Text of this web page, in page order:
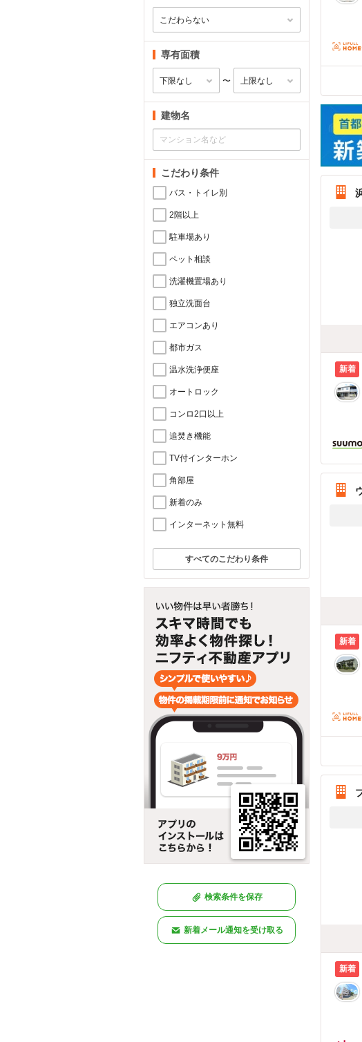
専有面積
〜
建物名
こだわり条件
バス・トイレ別
2階以上
駐車場あり
ペット相談
洗濯機置場あり
独立洗面台
エアコンあり
都市ガス
温水洗浄便座
オートロック
コンロ2口以上
追焚き機能
TV付インターホン
角部屋
新着のみ
インターネット無料
すべてのこだわり条件
検索条件を保存
新着メール通知を受け取る
新着
新着
新着